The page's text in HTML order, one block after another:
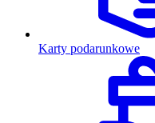
Karty podarunkowe